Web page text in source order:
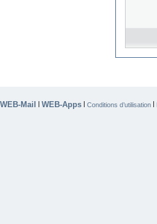
WEB-Mail | WEB-Apps | Conditions d’utilisation |